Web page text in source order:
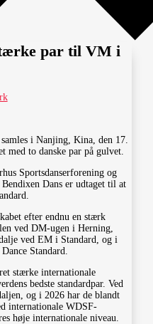
par til VM i
i Nanjing, Kina, den 17.
to danske par på gulvet.
Sportsdanserforening og
, Bendixen Dans er udtaget til at
efter endnu en stærk
ved DM-ugen i Herning,
ved EM i Standard, og i
Standard.
stærke internationale
bedste standardpar. Ved
og i 2026 har de blandt
internationale WDSF-
høje internationale niveau.